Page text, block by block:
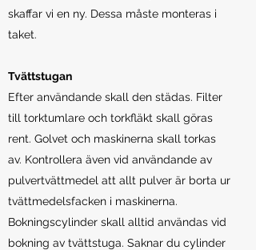
skaffar vi en ny. Dessa måste monteras i
taket.
Tvättstugan
Efter användande skall den städas. Filter
till torktumlare och torkfläkt skall göras
rent. Golvet och maskinerna skall torkas
av. Kontrollera även vid användande av
pulvertvättmedel att allt pulver är borta ur
tvättmedelsfacken i maskinerna.
Bokningscylinder skall alltid användas vid
bokning av tvättstuga. Saknar du cylinder